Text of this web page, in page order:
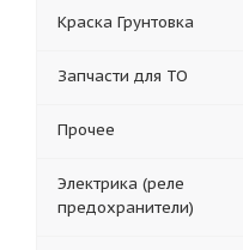
Краска Грунтовка
Запчасти для ТО
Прочее
Электрика (реле
предохранители)